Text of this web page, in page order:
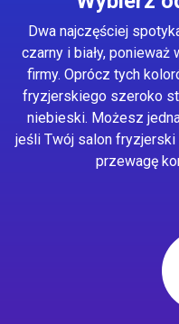
Dwa najczęściej
czarny i biały,
firmy. Oprócz tych
fryzjerskiego szeroko
niebieski. Możesz
jeśli Twój salon
przewagę